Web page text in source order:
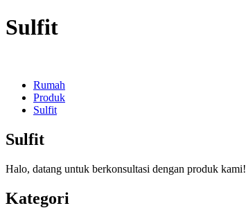
Sulfit
Rumah
Produk
Sulfit
Sulfit
Halo, datang untuk berkonsultasi dengan produk kami!
Kategori